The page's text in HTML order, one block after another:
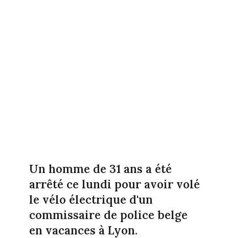
Un homme de 31 ans a été
arrêté ce lundi pour avoir volé
le vélo électrique d'un
commissaire de police belge
en vacances à Lyon.